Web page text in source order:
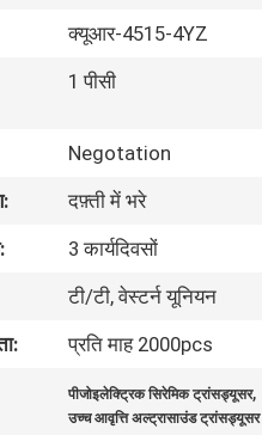
क्यूआर-4515-4YZ
1 पीसी
Negotation
दफ़्ती में भरे
3 कार्यदिवसों
टी/टी, वेस्टर्न यूनियन
प्रति माह 2000pcs
पीजोइलेक्ट्रिक सिरेमिक ट्रांसड्यूसर,
उच्च आवृत्ति अल्ट्रासाउंड ट्रांसड्यूसर